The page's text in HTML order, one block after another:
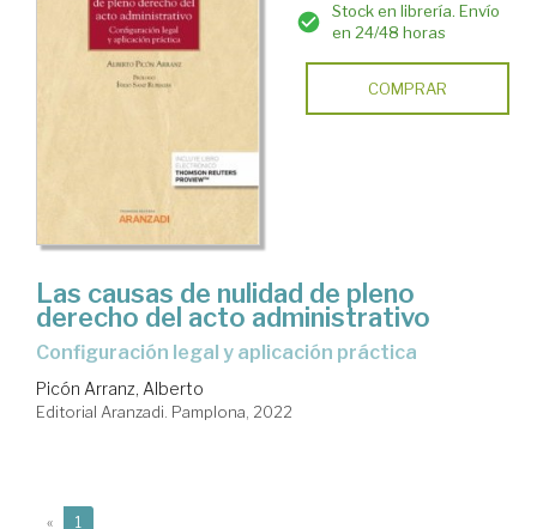
Stock en librería. Envío
en 24/48 horas
COMPRAR
Las causas de nulidad de pleno
derecho del acto administrativo
configuración legal y aplicación práctica
Picón Arranz, Alberto
Editorial Aranzadi. Pamplona, 2022
« 1